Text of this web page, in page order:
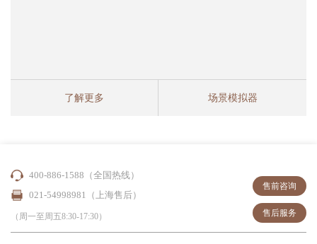
了解更多 场景模拟器
400-886-1588（全国热线）
021-54998981（上海售后）
（周一至周五8:30-17:30）
售前咨询
售后服务